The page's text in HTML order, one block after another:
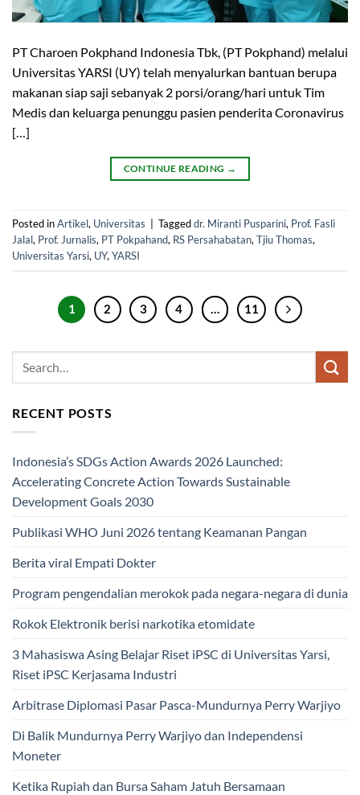
PT Charoen Pokphand Indonesia Tbk, (PT Pokphand) melalui
Universitas YARSI (UY) telah menyalurkan bantuan berupa
makanan siap saji sebanyak 2 porsi/orang/hari untuk Tim
Medis dan keluarga penunggu pasien penderita Coronavirus
[…]
CONTINUE READING →
Posted inArtikel, Universitas Taggeddr. Miranti Pusparini, Prof. Fasli
Jalal, Prof. Jurnalis, PT Pokpahand, RS Persahabatan,Tjiu Thomas,
Universitas Yarsi, UY,YARSI
1 2 3 4 … 11
RECENT POSTS
Indonesia’s SDGs Action Awards 2026 Launched:
Accelerating Concrete Action Towards Sustainable
Development Goals 2030
Publikasi WHO Juni 2026 tentang Keamanan Pangan
Berita viral Empati Dokter
Program pengendalian merokok pada negara-negara di dunia
Rokok Elektronik berisi narkotika etomidate
3 Mahasiswa Asing Belajar Riset iPSC di Universitas Yarsi,
Riset iPSC Kerjasama Industri
Arbitrase Diplomasi Pasar Pasca-Mundurnya Perry Warjiyo
Di Balik Mundurnya Perry Warjiyo dan Independensi
Moneter
Ketika Rupiah dan Bursa Saham Jatuh Bersamaan